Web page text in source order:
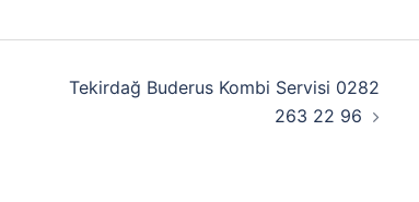
Tekirdağ Buderus Kombi Servisi 0282
263 22 96